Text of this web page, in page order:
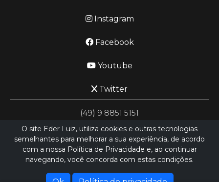
Instagram
Facebook
Youtube
Twitter
(49) 9 8851 5151
jornalismo@ederluiz.com.vc
Hospedado porHEXIO CLOUD
O site Eder Luiz, utiliza cookies e outras tecnologias
semelhantes para melhorar a sua experiência, de acordo
com a nossa Política de Privacidade e, ao continuar
navegando, você concorda com estas condições.